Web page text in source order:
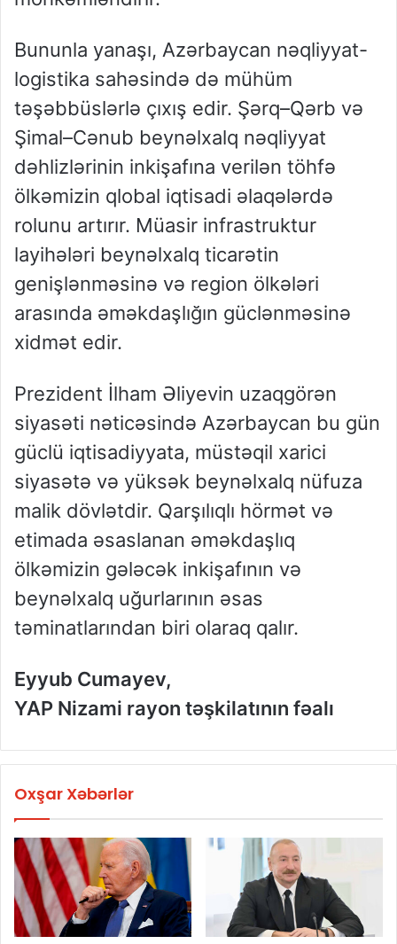
Bununla yanaşı, Azərbaycan nəqliyyat-
logistika sahəsində də mühüm
təşəbbüslərlə çıxış edir. Şərq–Qərb və
Şimal–Cənub beynəlxalq nəqliyyat
dəhlizlərinin inkişafına verilən töhfə
ölkəmizin qlobal iqtisadi əlaqələrdə
rolunu artırır. Müasir infrastruktur
layihələri beynəlxalq ticarətin
genişlənməsinə və region ölkələri
arasında əməkdaşlığın güclənməsinə
xidmət edir.
Prezident İlham Əliyevin uzaqgörən
siyasəti nəticəsində Azərbaycan bu gün
güclü iqtisadiyyata, müstəqil xarici
siyasətə və yüksək beynəlxalq nüfuza
malik dövlətdir. Qarşılıqlı hörmət və
etimada əsaslanan əməkdaşlıq
ölkəmizin gələcək inkişafının və
beynəlxalq uğurlarının əsas
təminatlarından biri olaraq qalır.
Eyyub Cumayev,
YAP Nizami rayon təşkilatının fəalı
Oxşar Xəbərlər